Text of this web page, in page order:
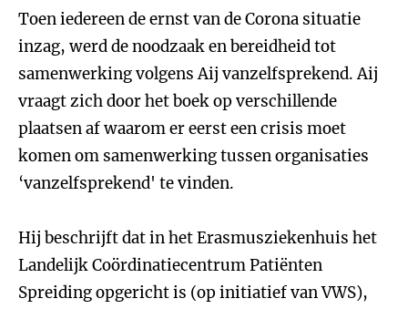
Toen iedereen de ernst van de Corona situatie
inzag, werd de noodzaak en bereidheid tot
samenwerking volgens Aij vanzelfsprekend. Aij
vraagt zich door het boek op verschillende
plaatsen af waarom er eerst een crisis moet
komen om samenwerking tussen organisaties
‘vanzelfsprekend' te vinden.
Hij beschrijft dat in het Erasmusziekenhuis het
Landelijk Coördinatiecentrum Patiënten
Spreiding opgericht is (op initiatief van VWS),